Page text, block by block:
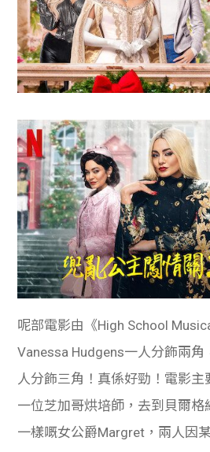
呢部電影由《High School
Vanessa Hudgens一人分飾兩
人分飾三角！真係好勁！電影
一位芝加哥烘培師，去到貝爾
一樣嘅女公爵Margret，兩人因